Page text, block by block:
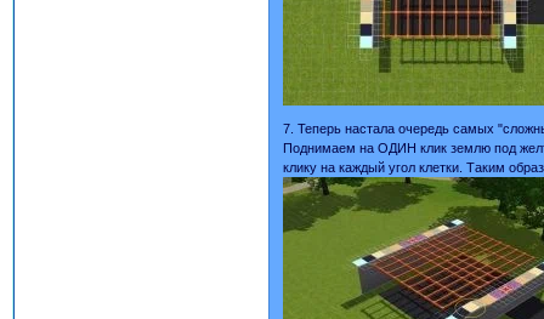
7. Теперь настала очередь самых
Поднимаем на ОДИН клик землю под
клику на каждый угол клетки. Таким